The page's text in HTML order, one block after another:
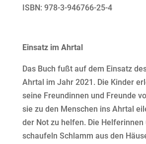
ISBN: 978-3-946766-25-4
Einsatz im Ahrtal
Das Buch fußt auf dem Einsatz
Ahrtal im Jahr 2021. Die Kinder
seine Freundinnen und Freunde
sie zu den Menschen ins Ahrtal
der Not zu helfen. Die
schaufeln Schlamm aus den